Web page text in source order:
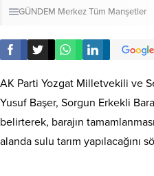
GÜNDEM MerkezTüm Manşetler
AK Parti Yozgat Milletvekili ve
Yusuf Başer, Sorgun Erkekli
belirterek, barajın
alanda sulu tarım yapılacağını